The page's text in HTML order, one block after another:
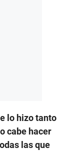
lo hizo tanto
cabe hacer
las que